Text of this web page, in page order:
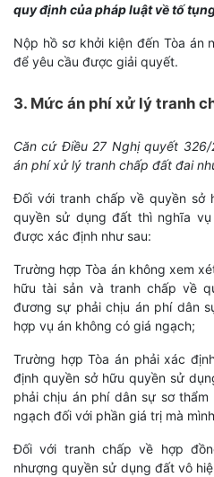
quy định của pháp luật về tố
Nộp hồ sơ khởi kiện đến Tòa án
để yêu cầu được giải quyết.
3. Mức án phí xử lý tranh
Căn cứ Điều 27 Nghị quyết 326/
án phí xử lý tranh chấp đất đai
Đối với tranh chấp về quyền sở
quyền sử dụng đất thì nghĩa
được xác định như sau:
Trường hợp Tòa án không xem
hữu tài sản và tranh chấp về
đương sự phải chịu án phí dân
hợp vụ án không có giá ngạch;
Trường hợp Tòa án phải xác
định quyền sở hữu quyền sử
phải chịu án phí dân sự sơ
ngạch đối với phần giá trị mà
Đối với tranh chấp về hợp
nhượng quyền sử dụng đất vô